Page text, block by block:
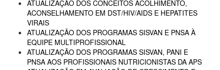
ATUALIZAÇÃO DOS CONCEITOS ACOLHIMENTO,
ACONSELHAMENTO EM DST/HIV/AIDS E HEPATITES
VIRAIS
ATUALIZAÇÃO DOS PROGRAMAS SISVAN E PNSA À
EQUIPE MULTIPROFISSIONAL
ATUALIZAÇÃO DOS PROGRAMAS SISVAN, PANI E
PNSA AOS PROFISSIONAIS NUTRICIONISTAS DA APS